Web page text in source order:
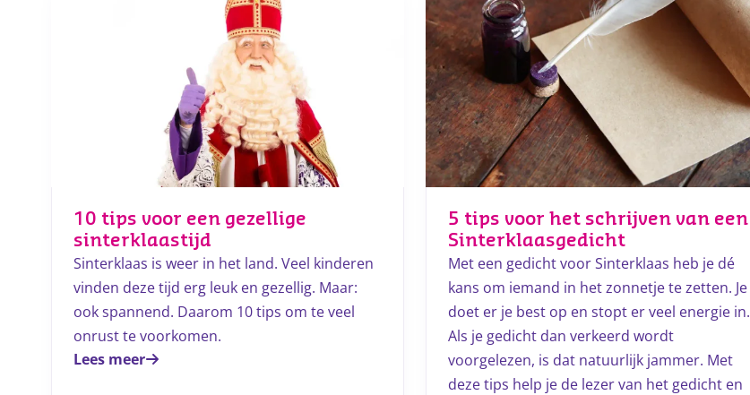
10 tips voor een gezellige
sinterklaastijd
Sinterklaas is weer in het land. Veel kinderen
vinden deze tijd erg leuk en gezellig. Maar:
ook spannend. Daarom 10 tips om te veel
onrust te voorkomen.
Lees meer
5 tips voor het schrijven van een
Sinterklaasgedicht
Met een gedicht voor Sinterklaas heb je dé
kans om iemand in het zonnetje te zetten. Je
doet er je best op en stopt er veel energie in.
Als je gedicht dan verkeerd wordt
voorgelezen, is dat natuurlijk jammer. Met
deze tips help je de lezer van het gedicht en